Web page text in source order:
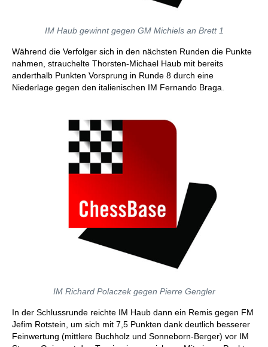
IM Haub gewinnt gegen GM Michiels an Brett 1
Während die Verfolger sich in den nächsten Runden die Punkte
nahmen, strauchelte Thorsten-Michael Haub mit bereits
anderthalb Punkten Vorsprung in Runde 8 durch eine
Niederlage gegen den italienischen IM Fernando Braga.
IM Richard Polaczek gegen Pierre Gengler
In der Schlussrunde reichte IM Haub dann ein Remis gegen FM
Jefim Rotstein, um sich mit 7,5 Punkten dank deutlich besserer
Feinwertung (mittlere Buchholz und Sonneborn-Berger) vor IM